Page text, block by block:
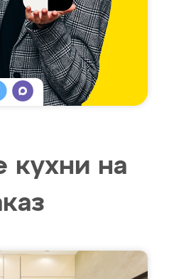
кухни на